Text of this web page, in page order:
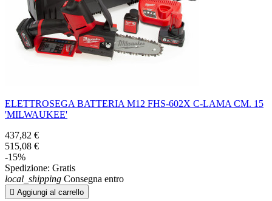
ELETTROSEGA BATTERIA M12 FHS-602X C-LAMA CM. 15
'MILWAUKEE'
437,82 €
515,08 €
-15%
Spedizione: Gratis
local_shipping Consegna entro
 Aggiungi al carrello